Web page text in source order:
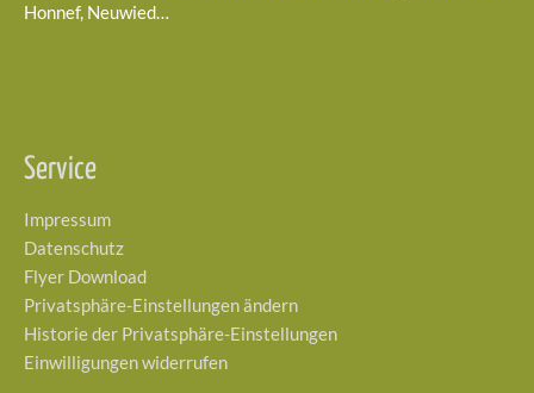
Honnef, Neuwied…
Service
Impressum
Datenschutz
Flyer Download
Privatsphäre-Einstellungen ändern
Historie der Privatsphäre-Einstellungen
Einwilligungen widerrufen